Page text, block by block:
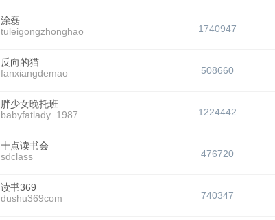
涂磊
tuleigongzhonghao
1740947
反向的猫
fanxiangdemao
508660
胖少女晚托班
babyfatlady_1987
1224442
十点读书会
sdclass
476720
读书369
dushu369com
740347